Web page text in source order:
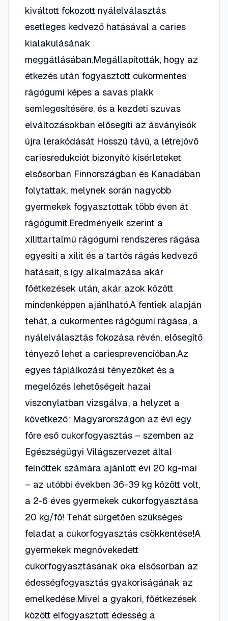
kiváltott fokozott nyálelválasztás
esetleges kedvező hatásával a caries
kialakulásának
meggátlásában.Megállapították, hogy az
étkezés után fogyasztott cukormentes
rágógumi képes a savas plakk
semlegesítésére, és a kezdeti szuvas
elváltozásokban elősegíti az ásványisók
újra lerakódását Hosszú távú, a létrejövő
cariesredukciót bizonyító kísérleteket
elsősorban Finnországban és Kanadában
folytattak, melynek során nagyobb
gyermekek fogyasztottak több éven át
rágógumit.Eredményeik szerint a
xilittartalmú rágógumi rendszeres rágása
egyesíti a xilit és a tartós rágás kedvező
hatásait, s így alkalmazása akár
főétkezések után, akár azok között
mindenképpen ajánlható.A fentiek alapján
tehát, a cukormentes rágógumi rágása, a
nyálelválasztás fokozása révén, elősegítő
tényező lehet a cariesprevencióban.Az
egyes táplálkozási tényezőket és a
megelőzés lehetőségeit hazai
viszonylatban vizsgálva, a helyzet a
következő: Magyarországon az évi egy
főre eső cukorfogyasztás – szemben az
Egészségügyi Világszervezet által
felnőttek számára ajánlott évi 20 kg-mai
– az utóbbi években 36-39 kg között volt,
a 2-6 éves gyermekek cukorfogyasztása
20 kg/fő! Tehát sürgetően szükséges
feladat a cukorfogyasztás csökkentése!A
gyermekek megnövekedett
cukorfogyasztásának oka elsősorban az
édességfogyasztás gyakoriságának az
emelkedése.Mivel a gyakori, főétkezések
között elfogyasztott édesség a